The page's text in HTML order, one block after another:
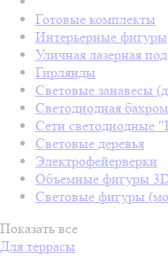
Готовые комплекты
Интерьерные фигуры
Уличная лазерная
Гирлянды
Световые занавесы
Светодиодная
Сети светодиодные
Световые деревья
Электрофейерверки
Объемные фигуры
Световые фигуры
Показать все
Для террасы